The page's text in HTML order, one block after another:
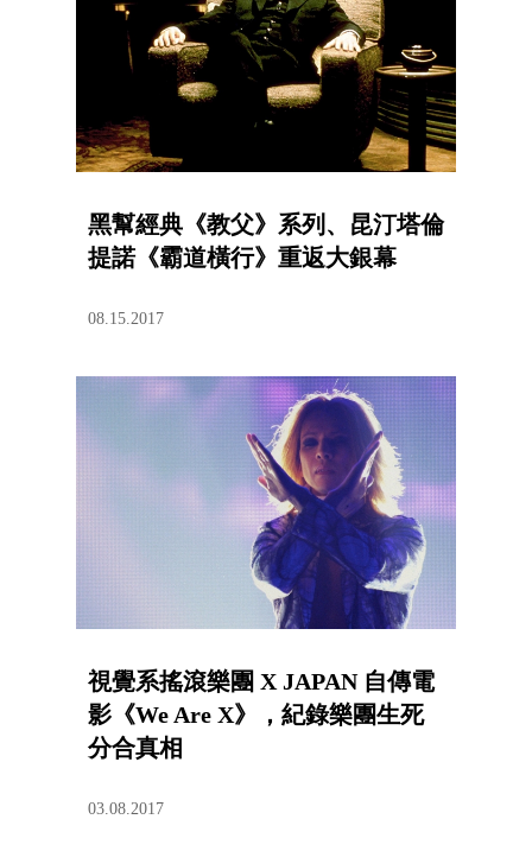
黑幫經典《教父》系列、昆汀塔倫
提諾《霸道橫行》重返大銀幕
08.15.2017
視覺系搖滾樂團 X JAPAN 自傳電
影《We Are X》，紀錄樂團生死
分合真相
03.08.2017